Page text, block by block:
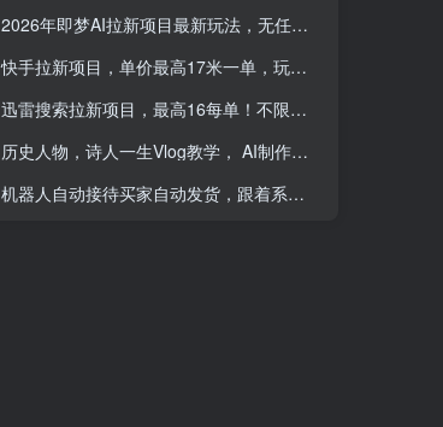
2026年即梦AI拉新项目最新玩法，无任何门槛，操作非常简单，人人都可做，拉新佣金最高13米每单(更新08月07日)
快手拉新项目，单价最高17米一单，玩法简单，0基础也能轻松上手(更新08月07日)
迅雷搜索拉新项目，最高16每单！不限量级人人可冲，零门槛上手(更新0807)
历史人物，诗人一生Vlog教学， AI制作丨伙伴计划丨精选收益丨商单收徒 ，新领域红利期，抓紧做
机器人自动接待买家自动发货，跟着系统学拼多多虚拟月入1-5万